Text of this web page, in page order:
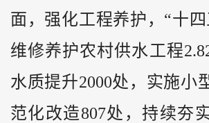
面，强化工程养护，“十
维修养护农村供水工程
水质提升2000处，实施小
范化改造807处，持续夯